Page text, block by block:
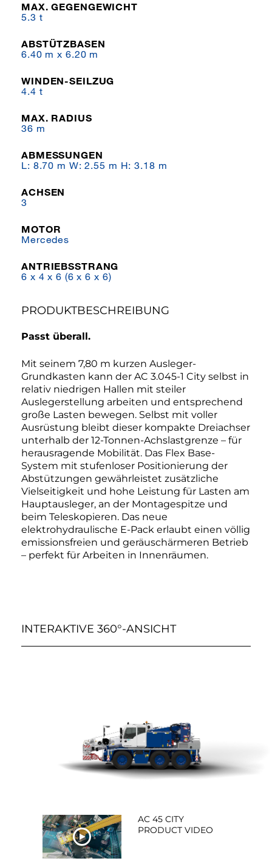
MAX. GEGENGEWICHT
5.3 t
ABSTÜTZBASEN
6.40 m x 6.20 m
WINDEN-SEILZUG
4.4 t
MAX. RADIUS
36 m
ABMESSUNGEN
L: 8.70 m W: 2.55 m H: 3.18 m
ACHSEN
3
MOTOR
Mercedes
ANTRIEBSSTRANG
6 x 4 x 6 (6 x 6 x 6)
PRODUKTBESCHREIBUNG
Passt überall.
Mit seinem 7,80 m kurzen Ausleger-
Grundkasten kann der AC 3.045-1 City selbst in
relativ niedrigen Hallen mit steiler
Auslegerstellung arbeiten und entsprechend
große Lasten bewegen. Selbst mit voller
Ausrüstung bleibt dieser kompakte Dreiachser
unterhalb der 12-Tonnen-Achslastgrenze – für
herausragende Mobilität. Das Flex Base-
System mit stufenloser Positionierung der
Abstützungen gewährleistet zusätzliche
Vielseitigkeit und hohe Leistung für Lasten am
Hauptausleger, an der Montagespitze und
beim Teleskopieren. Das neue
elektrohydraulische E-Pack erlaubt einen völlig
emissionsfreien und geräuschärmeren Betrieb
– perfekt für Arbeiten in Innenräumen.
INTERAKTIVE 360°-ANSICHT
AC 45 CITY
PRODUCT VIDEO